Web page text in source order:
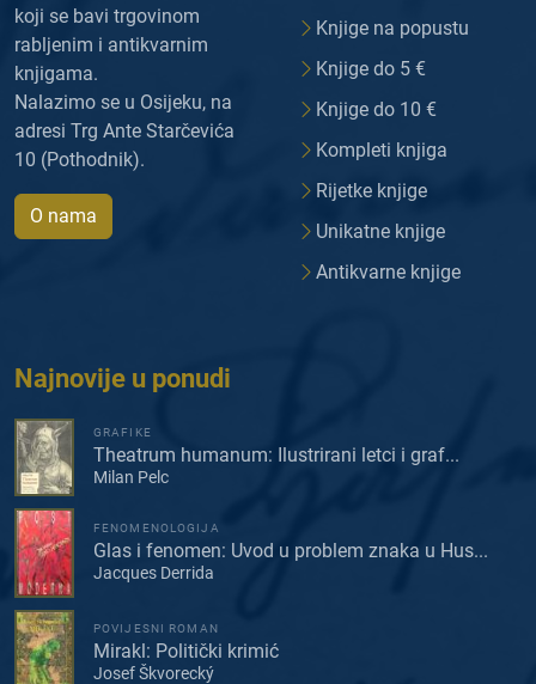
koji se bavi trgovinom
rabljenim i antikvarnim
knjigama.
Nalazimo se u Osijeku, na
adresi Trg Ante Starčevića
10 (Pothodnik).
O nama
Knjige na popustu
Knjige do 5 €
Knjige do 10 €
Kompleti knjiga
Rijetke knjige
Unikatne knjige
Antikvarne knjige
Najnovije u ponudi
GRAFIKE
Theatrum humanum: Ilustrirani letci i graf...
Milan Pelc
FENOMENOLOGIJA
Glas i fenomen: Uvod u problem znaka u Hus...
Jacques Derrida
POVIJESNI ROMAN
Mirakl: Politički krimić
Josef Škvorecký